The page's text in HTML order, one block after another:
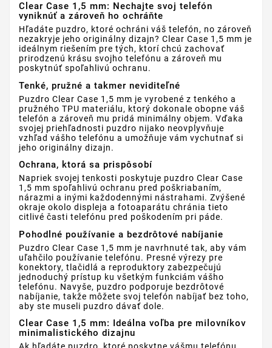
Clear Case 1,5 mm: Nechajte svoj telefón
vyniknúť a zároveň ho ochráňte
Hľadáte puzdro, ktoré ochráni váš telefón, no zároveň
nezakryje jeho originálny dizajn? Clear Case 1,5 mm je
ideálnym riešením pre tých, ktorí chcú zachovať
prirodzenú krásu svojho telefónu a zároveň mu
poskytnúť spoľahlivú ochranu.
Tenké, pružné a takmer neviditeľné
Puzdro Clear Case 1,5 mm je vyrobené z tenkého a
pružného TPU materiálu, ktorý dokonale obopne váš
telefón a zároveň mu pridá minimálny objem. Vďaka
svojej priehľadnosti puzdro nijako neovplyvňuje
vzhľad vášho telefónu a umožňuje vám vychutnať si
jeho originálny dizajn.
Ochrana, ktorá sa prispôsobí
Napriek svojej tenkosti poskytuje puzdro Clear Case
1,5 mm spoľahlivú ochranu pred poškriabaním,
nárazmi a inými každodennými nástrahami. Zvýšené
okraje okolo displeja a fotoaparátu chránia tieto
citlivé časti telefónu pred poškodením pri páde.
Pohodlné používanie a bezdrôtové nabíjanie
Puzdro Clear Case 1,5 mm je navrhnuté tak, aby vám
uľahčilo používanie telefónu. Presné výrezy pre
konektory, tlačidlá a reproduktory zabezpečujú
jednoduchý prístup ku všetkým funkciám vášho
telefónu. Navyše, puzdro podporuje bezdrôtové
nabíjanie, takže môžete svoj telefón nabíjať bez toho,
aby ste museli puzdro dávať dole.
Clear Case 1,5 mm: Ideálna voľba pre milovníkov
minimalistického dizajnu